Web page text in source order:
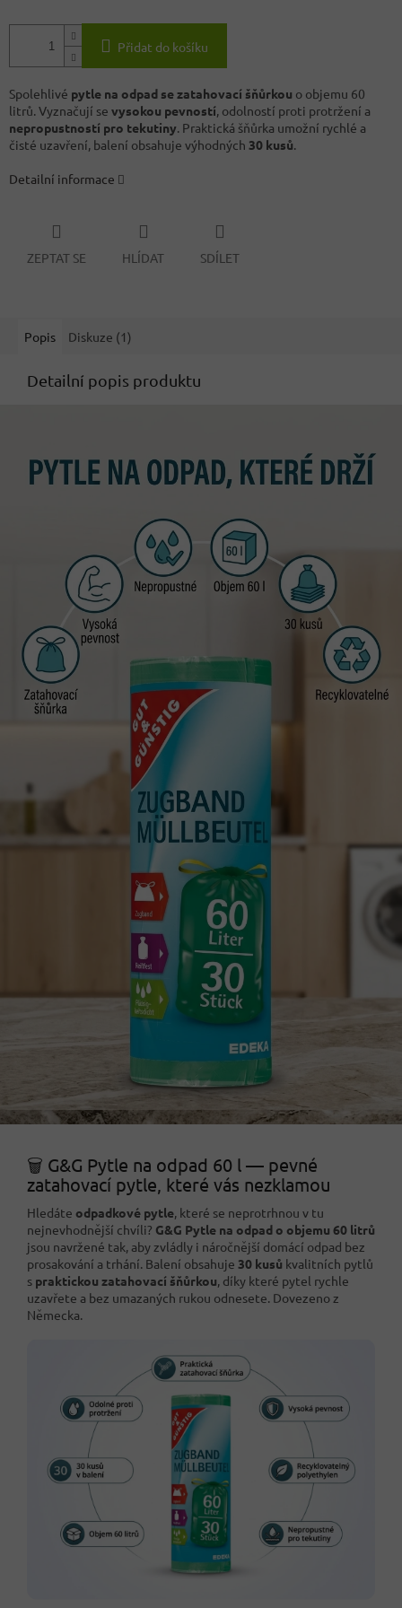
Přidat do košíku
Spolehlivé pytle na odpad se zatahovací šňůrkou o objemu 60
litrů. Vyznačují se vysokou pevností, odolností proti protržení a
nepropustností pro tekutiny. Praktická šňůrka umožní rychlé a
čisté uzavření, balení obsahuje výhodných 30 kusů.
Detailní informace
ZEPTAT SE HLÍDAT SDÍLET
Popis Diskuze (1)
Detailní popis produktu
🗑️ G&G Pytle na odpad 60 l — pevné
zatahovací pytle, které vás nezklamou
Hledáte odpadkové pytle, které se neprotrhnou v tu
nejnevhodnější chvíli? G&G Pytle na odpad o objemu 60 litrů
jsou navržené tak, aby zvládly i náročnější domácí odpad bez
prosakování a trhání. Balení obsahuje 30 kusů kvalitních pytlů
s praktickou zatahovací šňůrkou, díky které pytel rychle
uzavřete a bez umazaných rukou odnesete. Dovezeno z
Německa.